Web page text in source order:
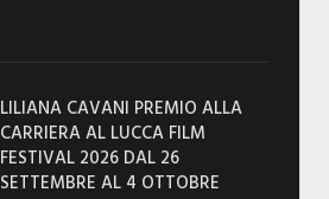
LILIANA CAVANI PREMIO ALLA
CARRIERA AL LUCCA FILM
FESTIVAL 2026 DAL 26
SETTEMBRE AL 4 OTTOBRE